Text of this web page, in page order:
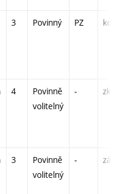
3 Povinný PZ kol
4
Povinně
volitelný
- zk
3
Povinně
volitelný
- zá